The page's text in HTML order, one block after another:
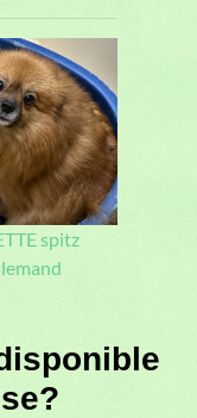
spitz